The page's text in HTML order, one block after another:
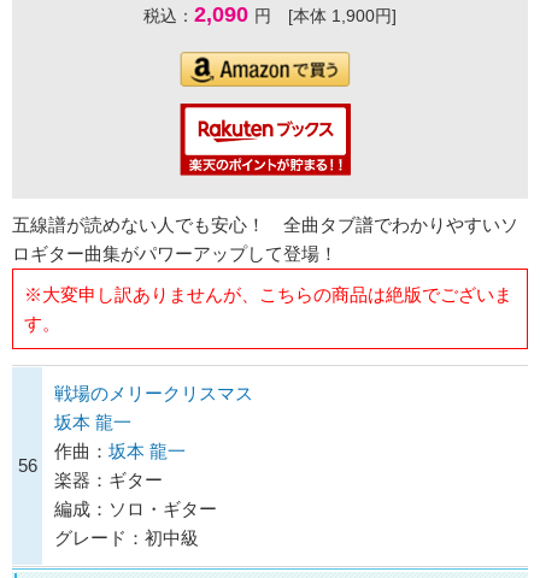
税込： 2,090 円 [本体 1,900円]
五線譜が読めない人でも安心！ 全曲タブ譜でわかりやすいソ
ロギター曲集がパワーアップして登場！
※大変申し訳ありませんが、こちらの商品は絶版でございま
す。
56
戦場のメリークリスマス
坂本 龍一
作曲： 坂本 龍一
楽器：ギター
編成：ソロ・ギター
グレード：初中級